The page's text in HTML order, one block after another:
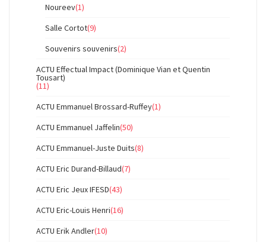
Noureev(1)
Salle Cortot(9)
Souvenirs souvenirs(2)
ACTU Effectual Impact (Dominique Vian et Quentin
Tousart)
(11)
ACTU Emmanuel Brossard-Ruffey(1)
ACTU Emmanuel Jaffelin(50)
ACTU Emmanuel-Juste Duits(8)
ACTU Eric Durand-Billaud(7)
ACTU Eric Jeux IFESD(43)
ACTU Eric-Louis Henri(16)
ACTU Erik Andler(10)